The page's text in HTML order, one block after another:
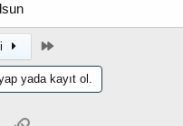
yada kayıt ol.